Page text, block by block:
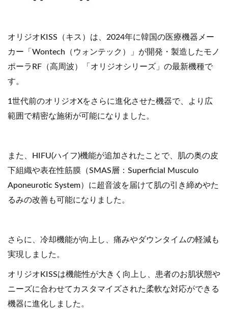
オリジオKISS（キス）は、2024年に韓国の医療機器メー
カー「Wontech（ウォンテック）」が開発・製造したモノ
ポーラRF（高周波）「オリジオシリーズ」の最新機種で
す。
1世代前のオリジオXをさらに進化させた機器で、より広
範囲で精密な施術が可能になりました。
また、HIFU(ハイフ)機能が追加されたことで、肌の奥の皮
下組織や表在性筋膜（SMAS層：Superficial Musculo
Aponeurotic System）に超音波を届けて肌の引き締めやた
るみの改善も可能になりました。
さらに、冷却機能が向上し、痛みやダウンタイムの軽減も
実現しました。
オリジオKISSは機能性が大きく向上し、患者のお肌状態や
ニーズに合わせてカスタマイズされた柔軟な対応ができる
機器に進化しました。